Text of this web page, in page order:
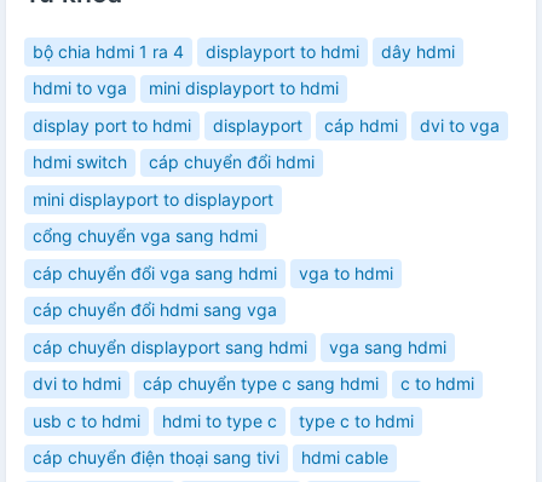
bộ chia hdmi 1 ra 4 displayport to hdmi
dây hdmi
hdmi to vga
mini displayport to hdmi
display port to hdmi
displayport cáp hdmi
dvi to vga
hdmi switch
cáp chuyển đổi hdmi
mini displayport to displayport
cổng chuyển vga sang hdmi
cáp chuyển đổi vga sang hdmi
vga to hdmi
cáp chuyển đổi hdmi sang vga
cáp chuyển displayport sang hdmi
vga sang hdmi
dvi to hdmi
cáp chuyển type c sang hdmi
c to hdmi
usb c to hdmi
hdmi to type c
type c to hdmi
cáp chuyển điện thoại sang tivi
hdmi cable